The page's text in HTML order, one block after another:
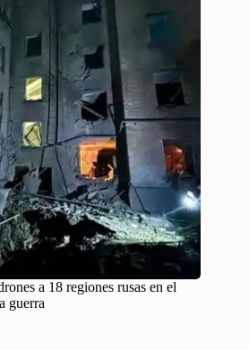
a 18 regiones rusas en el
guerra